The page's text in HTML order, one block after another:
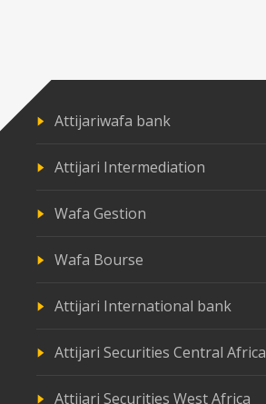
Attijariwafa bank
Attijari Intermediation
Wafa Gestion
Wafa Bourse
Attijari International bank
Attijari Securities Central Africa
Attijari Securities West Africa